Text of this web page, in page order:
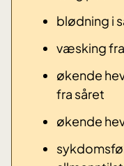
blødning i
væsking
økende
fra såret
økende